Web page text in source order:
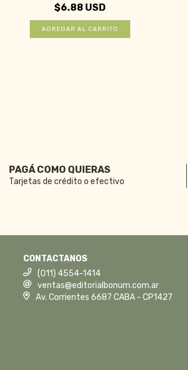
$6.88 USD
PAGÁ COMO QUIERAS
Tarjetas de crédito o efectivo
CONTACTANOS
(011) 4554-1414
ventas@editorialbonum.com.ar
Av. Corrientes 6687 CABA - CP1427